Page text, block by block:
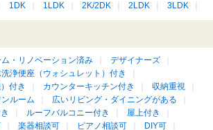
1DK 1LDK 2K/2DK 2LDK 3LDK
ム・リノベーション済み
デザイナーズ
浄便座（ウォシュレット）付き
付き
カウンターキッチン付き
収納重視
ルーム
広いリビング・ダイニングがある
ルーフバルコニー付き
屋上付き
楽器相談可 ピアノ相談可 DIY可